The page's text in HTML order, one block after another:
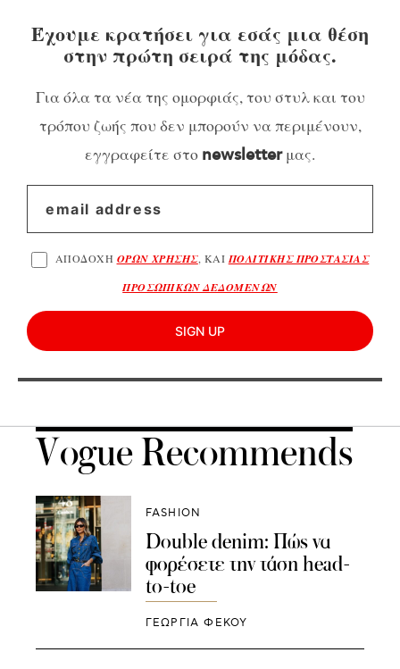
Έχουμε κρατήσει για εσάς μια θέση
στην πρώτη σειρά της μόδας.
Για όλα τα νέα της ομορφιάς, του στυλ και του
τρόπου ζωής που δεν μπορούν να περιμένουν,
εγγραφείτε στο newsletterμας.
ΑΠΟΔΟΧΗ ΟΡΩΝ ΧΡΗΣΗΣ, ΚΑΙ ΠΟΛΙΤΙΚΗΣ ΠΡΟΣΤΑΣΙΑΣ
ΠΡΟΣΩΠΙΚΩΝ ΔΕΔΟΜΕΝΩΝ
SIGN UP
Vogue Recommends
FASHION
Double denim: Πώς να
φορέσετε την τάση head-
to-toe
ΓΕΩΡΓΙΑ ΦΕΚΟΥ